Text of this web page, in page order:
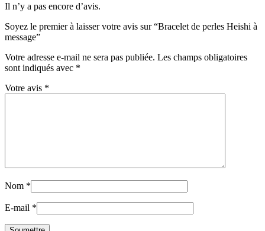
Il n’y a pas encore d’avis.
Soyez le premier à laisser votre avis sur “Bracelet de perles Heishi à
message”
Votre adresse e-mail ne sera pas publiée. Les champs obligatoires
sont indiqués avec *
Votre avis *
Nom *
E-mail *